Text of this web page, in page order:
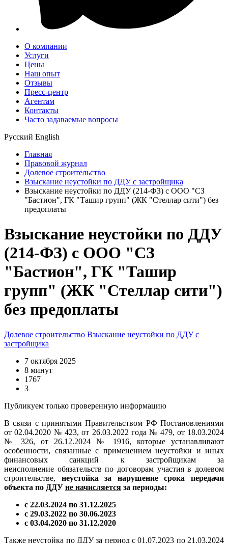
О компании
Услуги
Цены
Наш опыт
Отзывы
Пресс-центр
Агентам
Контакты
Часто задаваемые вопросы
Русский English
Главная
Правовой журнал
Долевое строительство
Взыскание неустойки по ДДУ с застройщика
Взыскание неустойки по ДДУ (214-ФЗ) с ООО "СЗ
"Бастион", ГК "Ташир групп" (ЖК "Стеллар сити") без
предоплаты
Взыскание неустойки по ДДУ
(214-ФЗ) с ООО "СЗ
"Бастион", ГК "Ташир
групп" (ЖК "Стеллар сити")
без предоплаты
Долевое строительство Взыскание неустойки по ДДУ с
застройщика
7 октября 2025
8 минут
1767
3
Публикуем только проверенную информацию
В связи с принятыми Правительством РФ Постановлениями
от 02.04.2020 № 423, от 26.03.2022 года № 479, от 18.03.2024
№ 326, от 26.12.2024 № 1916, которые устанавливают
особенности, связанные с применением неустойки и иных
финансовых санкций к застройщикам за
неисполнение обязательств по договорам участия в долевом
строительстве, неустойка за нарушение срока передачи
объекта по ДДУ не начисляется за периоды:
с 22.03.2024 по 31.12.2025
с 29.03.2022 по 30.06.2023
с 03.04.2020 по 31.12.2020
Также неустойка по ДДУ за период с 01.07.2023 по 21.03.2024